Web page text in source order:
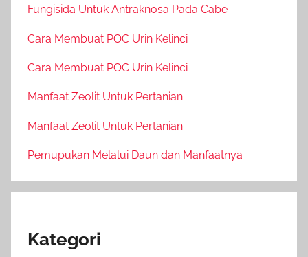
Fungisida Untuk Antraknosa Pada Cabe
Cara Membuat POC Urin Kelinci
Cara Membuat POC Urin Kelinci
Manfaat Zeolit Untuk Pertanian
Manfaat Zeolit Untuk Pertanian
Pemupukan Melalui Daun dan Manfaatnya
Kategori